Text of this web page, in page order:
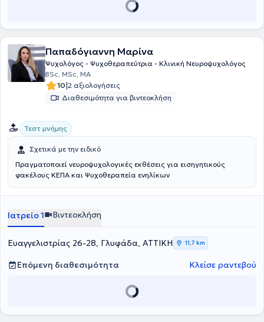
και .WAIS IV. Παρέχει πρακτική άσκηση σε φοιτητές πανεπιστημίων.
κέντρα. Παπαδόγιαννη Μαρίνα
Ψυχολόγος - Ψυχοθεραπεύτρια - Κλινική Νευροψυχολόγος
BSc, MSc, MA
10|2 αξιολογήσεις
Διαθεσιμότητα για βιντεοκλήση
Τεστ μνήμης
Σχετικά με την ειδικό
Πραγματοποιεί νευροψυχολογικές εκθέσεις για εισηγητικούς
φακέλους ΚΕΠΑ και Ψυχοθεραπεία ενηλίκων
Ιατρείο 1 Βιντεοκλήση
Ευαγγελιστρίας 26-28, Γλυφάδα, ΑΤΤΙΚΗ 11,7 km
Επόμενη διαθεσιμότητα Κλείσε ραντεβού